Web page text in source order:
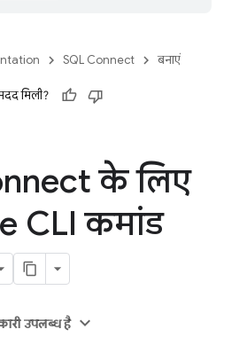
SQL Connect बनाएं
मिली?
के लिए
CLI कमांड
उपलब्ध है